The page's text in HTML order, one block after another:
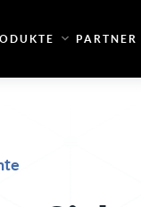
PARTNER